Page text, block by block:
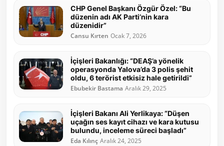
CHP Genel Başkanı Özgür Özel: “Bu
düzenin adı AK Parti’nin kara
düzenidir”
Cansu Kırten Ocak 7, 2026
İçişleri Bakanlığı: “DEAŞ’a yönelik
operasyonda Yalova’da 3 polis şehit
oldu, 6 terörist etkisiz hale getirildi”
Ebubekir Bastama Aralık 29, 2025
İçişleri Bakanı Ali Yerlikaya: “Düşen
uçağın ses kayıt cihazı ve kara kutusu
bulundu, inceleme süreci başladı”
Eda Kılınç Aralık 24, 2025